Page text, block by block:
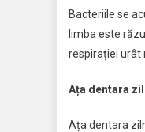
Bacteriile se
limba este
respirației urât
Ața dentara
Ața dentara